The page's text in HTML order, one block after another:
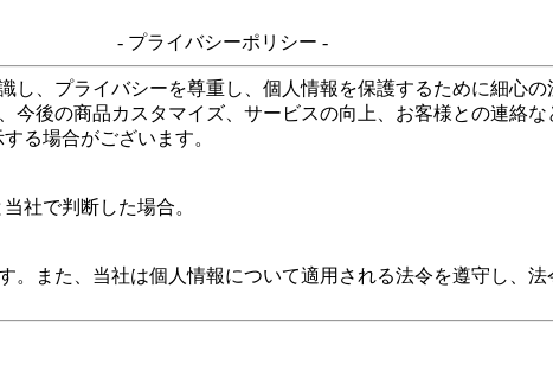
- プライバシーポリシー -
、プライバシーを尊重し、個人情報を保護するために細心の
後の商品カスタマイズ、サービスの向上、お客様との連絡
る場合がございます。
社で判断した場合。
また、当社は個人情報について適用される法令を遵守し、